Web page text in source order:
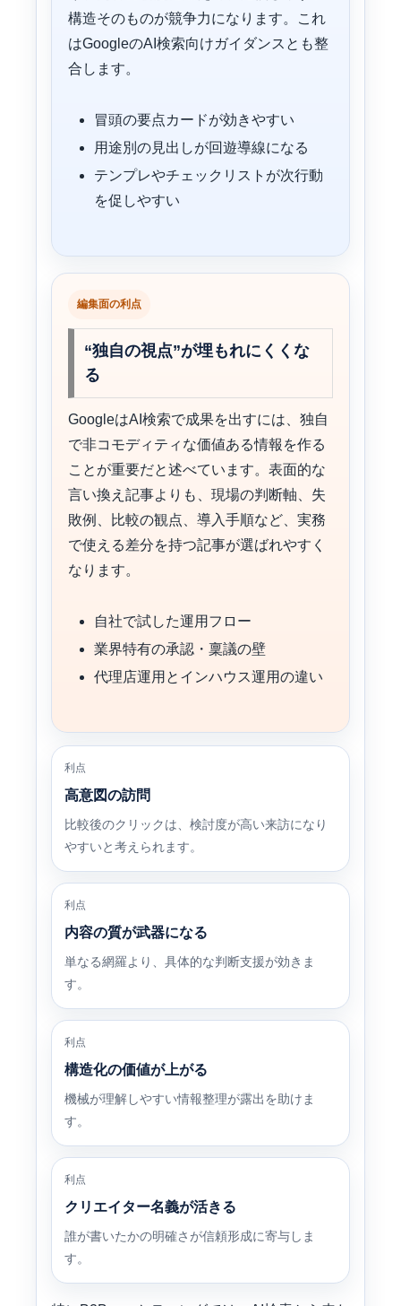
構造そのものが競争力になります。これ
はGoogleのAI検索向けガイダンスとも整
合します。
冒頭の要点カードが効きやすい
用途別の見出しが回遊導線になる
テンプレやチェックリストが次行動
を促しやすい
編集面の利点
“独自の視点”が埋もれにくくな
る
GoogleはAI検索で成果を出すには、独自
で非コモディティな価値ある情報を作る
ことが重要だと述べています。表面的な
言い換え記事よりも、現場の判断軸、失
敗例、比較の観点、導入手順など、実務
で使える差分を持つ記事が選ばれやすく
なります。
自社で試した運用フロー
業界特有の承認・稟議の壁
代理店運用とインハウス運用の違い
利点
高意図の訪問
比較後のクリックは、検討度が高い来訪になり
やすいと考えられます。
利点
内容の質が武器になる
単なる網羅より、具体的な判断支援が効きま
す。
利点
構造化の価値が上がる
機械が理解しやすい情報整理が露出を助けま
す。
利点
クリエイター名義が活きる
誰が書いたかの明確さが信頼形成に寄与しま
す。